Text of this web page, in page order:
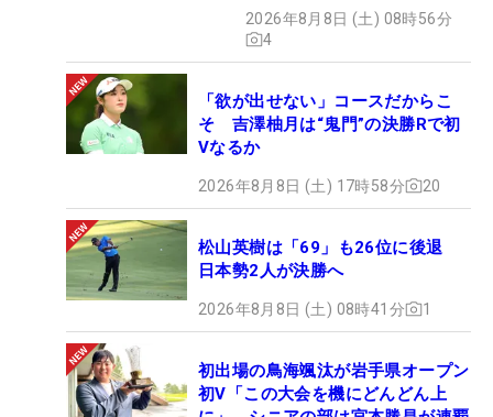
2026年8月8日 (土) 08時56分
4
「欲が出せない」コースだからこ
そ 吉澤柚月は“鬼門”の決勝Rで初
Vなるか
2026年8月8日 (土) 17時58分 20
松山英樹は「69」も26位に後退
日本勢2人が決勝へ
2026年8月8日 (土) 08時41分 1
初出場の鳥海颯汰が岩手県オープン
初V「この大会を機にどんどん上